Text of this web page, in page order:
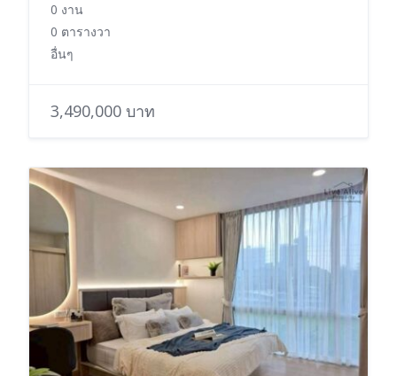
0 งาน
0 ตารางวา
อื่นๆ
3,490,000 บาท